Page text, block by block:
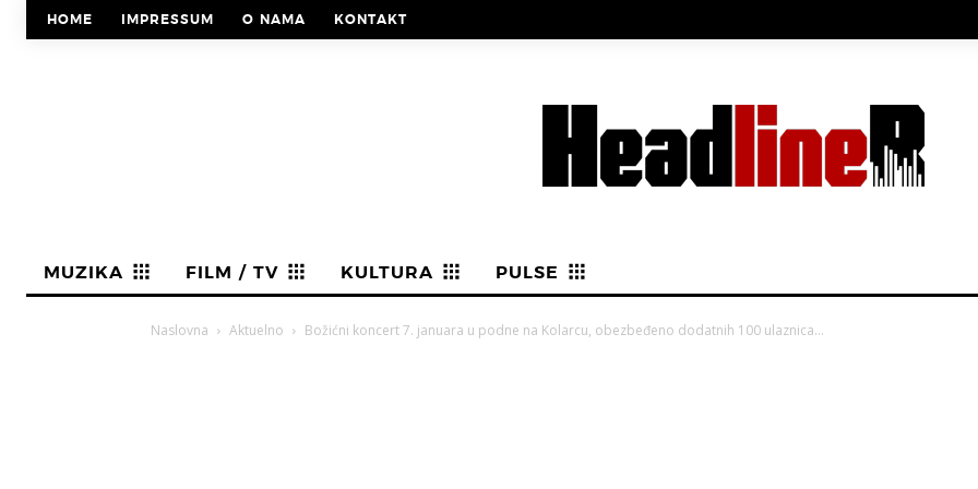
HOME IMPRESSUM O NAMA KONTAKT
MUZIKA FILM / TV KULTURA PULSE
Naslovna Aktuelno Božićni koncert 7. januara u podne na Kolarcu, obezbeđeno dodatnih 100 ulaznica…